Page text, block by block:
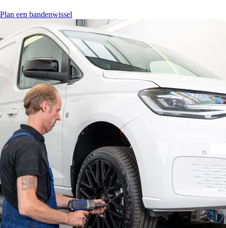
Plan een bandenwissel